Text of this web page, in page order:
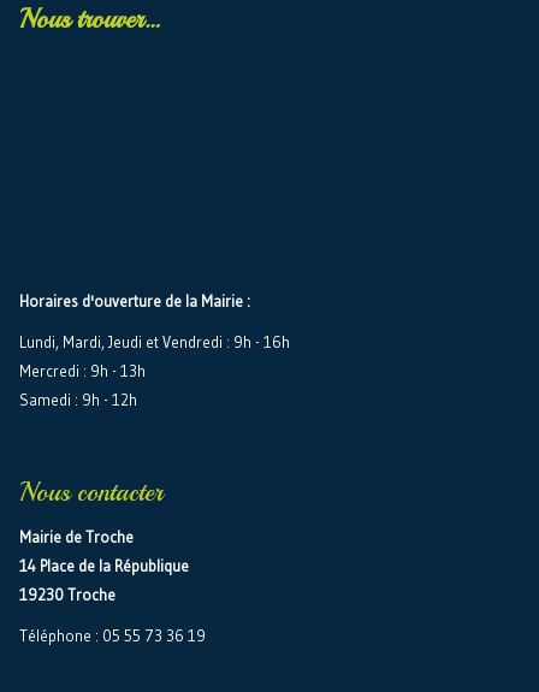
Nous trouver…
Horaires d'ouverture de la Mairie :
Lundi, Mardi, Jeudi et Vendredi : 9h - 16h
Mercredi : 9h - 13h
Samedi : 9h - 12h
Nous contacter
Mairie de Troche
14 Place de la République
19230 Troche
Téléphone : 05 55 73 36 19